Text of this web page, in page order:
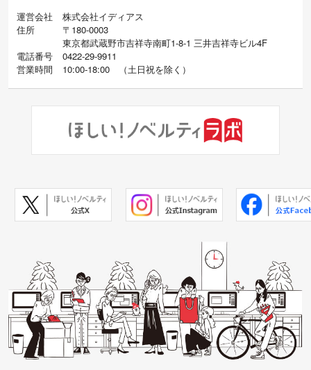
運営会社
株式会社イディアス
住所
〒180-0003
東京都武蔵野市吉祥寺南町1-8-1 三井吉祥寺ビル4F
電話番号
0422-29-9911
営業時間
10:00-18:00 （土日祝を除く）